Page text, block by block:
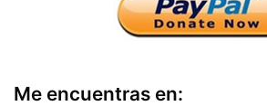
Me encuentras en: